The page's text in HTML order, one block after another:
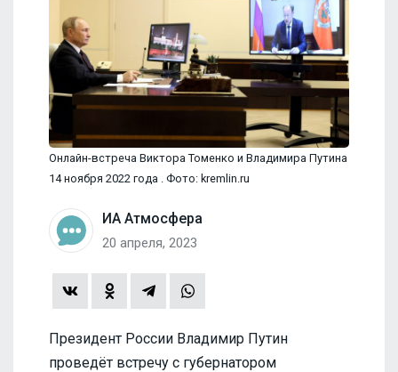
Онлайн-встреча Виктора Томенко и Владимира Путина
14 ноября 2022 года . Фото: kremlin.ru
ИА Атмосфера
20 апреля, 2023
Президент России Владимир Путин
проведёт встречу с губернатором